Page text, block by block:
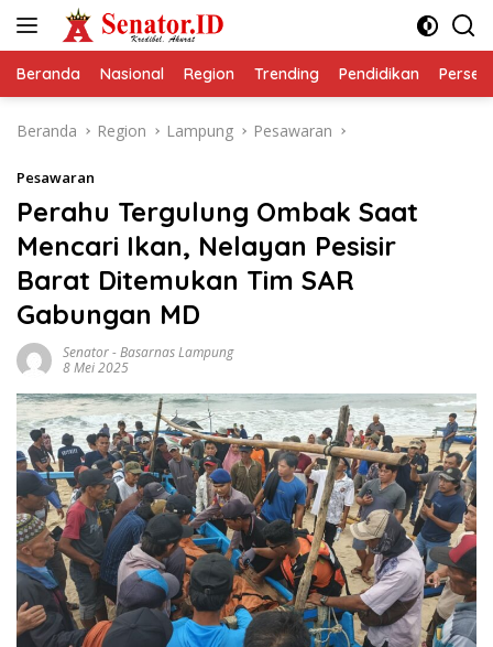
Beranda Nasional Region Trending Pendidikan
Beranda Region Lampung Pesawaran
Pesawaran
Perahu Tergulung Ombak Saat
Mencari Ikan, Nelayan Pesisir
Barat Ditemukan Tim SAR
Gabungan MD
Senator-Basarnas Lampung
8 Mei 2025